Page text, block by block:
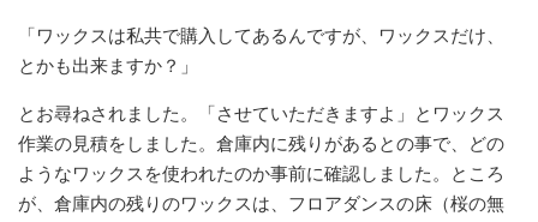
「ワックスは私共で購入してあるんですが、ワックスだけ、
とかも出来ますか？」
とお尋ねされました。「させていただきますよ」とワックス
作業の見積をしました。倉庫内に残りがあるとの事で、どの
ようなワックスを使われたのか事前に確認しました。ところ
が、倉庫内の残りのワックスは、フロアダンスの床（桜の無